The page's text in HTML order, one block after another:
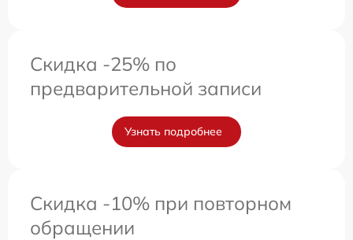
Скидка -25% по
предварительной записи
Узнать подробнее
Скидка -10% при повторном
обращении